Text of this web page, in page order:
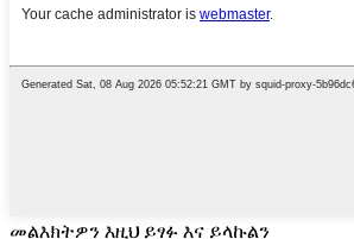
መልእክትዎን እዚህ ይፃፉ እና ይላኩልን